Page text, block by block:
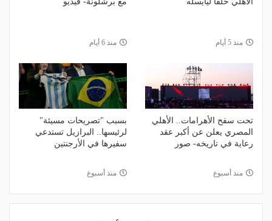
منذ 5 أيام منذ 6 أيام
تحت سفح الأهرامات.. الأهلي
المصري يعلن عن أكبر عقد
رعاية في تاريخه- صور
منذ أسبوع
بسبب "تصريحات مسيئة"
لرئيسها.. البرازيل تستدعي
سفيرها في الأرجنتين
منذ أسبوع